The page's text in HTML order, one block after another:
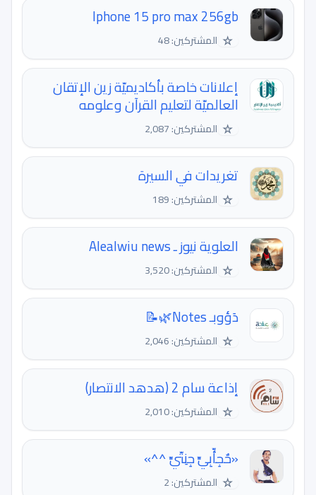
Iphone 15 pro max 256gb
☆ المشتركين: 48
إعلانات خاصة بأكاديميّة زين الإتقان
العالميّة لتعليم القرآن وعلومه
☆ المشتركين: 2,087
تغريدات في السيرة
☆ المشتركين: 189
العلوية نيوز ـ Alealwiu news
☆ المشتركين: 3,520
دَؤوبـ Notes🌿📝
☆ المشتركين: 2,046
إذاعة سام 2 (هدهد الانتصار)
☆ المشتركين: 2,010
«حٌجِأّبِيِّ جِنِتّيِّ ^^»
☆ المشتركين: 2